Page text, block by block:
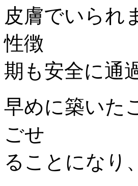
皮膚でいられ
性徴
期も安全に通
早めに築いた
ごせ
ることになり